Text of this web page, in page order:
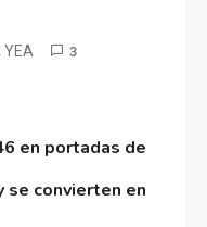
3
en portadas de
se convierten en